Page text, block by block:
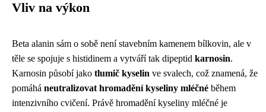
Vliv na výkon
Beta alanin sám o sobě není stavebním kamenem bílkovin, ale v
těle se spojuje s histidinem a vytváří tak dipeptid karnosin.
Karnosin působí jako tlumič kyselin ve svalech, což znamená, že
pomáhá neutralizovat hromadění kyseliny mléčné během
intenzivního cvičení. Právě hromadění kyseliny mléčné je